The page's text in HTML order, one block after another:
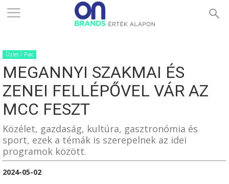
ONBRANDS
–
ÉRTÉK
ALAPON
Üzlet / Piac
MEGANNYI SZAKMAI ÉS
ZENEI FELLÉPŐVEL VÁR AZ
MCC FESZT
Közélet, gazdaság, kultúra, gasztronómia és
sport, ezek a témák is szerepelnek az idei
programok között.
2024-05-02